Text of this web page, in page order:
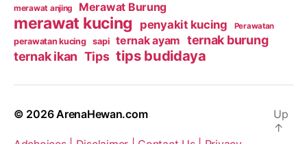
merawat anjing Merawat Burung
merawat kucing penyakit kucing Perawatan
perawatan kucing sapi ternak ayam ternak burung
ternak ikan Tips tips budidaya
© 2026ArenaHewan.com
Up
↑